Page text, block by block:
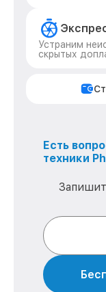
Устраним
скрытых
Есть
техники